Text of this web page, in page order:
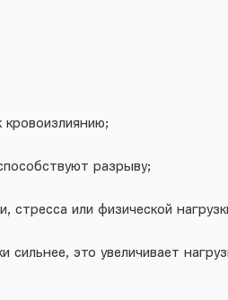
кровоизлиянию;
разрыву;
стресса или физической
это увеличивает